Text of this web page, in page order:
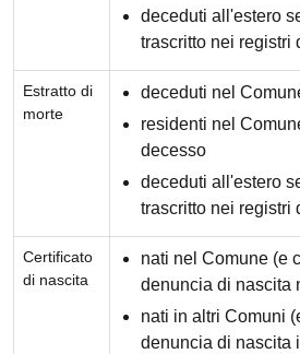
deceduti all'estero
trascritto nei registri
Estratto di
morte
deceduti nel
residenti nel
decesso
deceduti all'estero
trascritto nei registri
Certificato
di nascita
nati nel Comune (e
denuncia di nascita
nati in altri Comuni
denuncia di nascita